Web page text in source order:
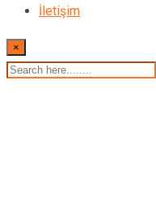
İletişim
×